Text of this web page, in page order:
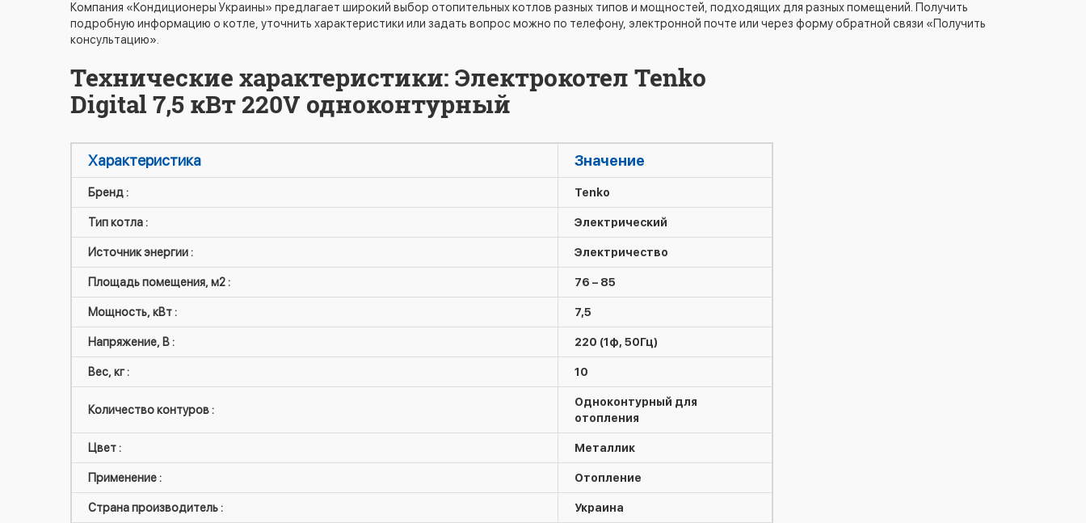
Компания «Кондиционеры Украины» предлагает широкий выбор отопительных котлов разных типов и мощностей, подходящих для разных помещений. Получить
подробную информацию о котле, уточнить характеристики или задать вопрос можно по телефону, электронной почте или через форму обратной связи «Получить
консультацию».
Технические характеристики: Электрокотел Tenko
Digital 7,5 кВт 220V одноконтурный
Характеристика Значение
Бренд : Tenko
Тип котла : Электрический
Источник энергии : Электричество
Площадь помещения, м2 : 76 – 85
Мощность, кВт : 7,5
Напряжение, В : 220 (1ф, 50Гц)
Вес, кг : 10
Количество контуров :
Одноконтурный для
отопления
Цвет : Металлик
Применение : Отопление
Страна производитель : Украина